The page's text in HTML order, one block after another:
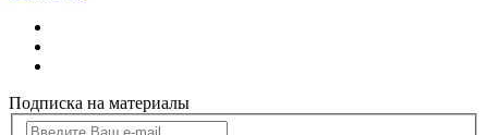
Подписка на материалы